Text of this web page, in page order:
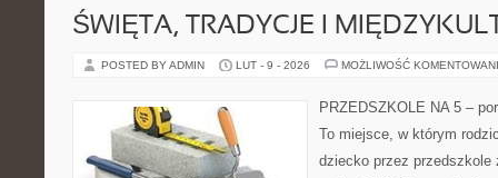
ŚWIĘTA, TRADYCJE I
POSTED BY ADMIN LUT - 9 - 2026 MOŻLIWOŚĆ
PRZEDSZKOLE NA 5 –
To miejsce, w którym
dziecko przez przedszkole